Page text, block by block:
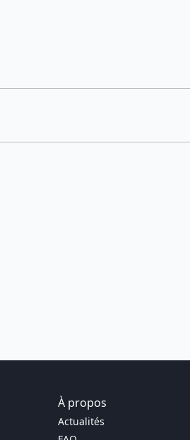
À propos
Actualités